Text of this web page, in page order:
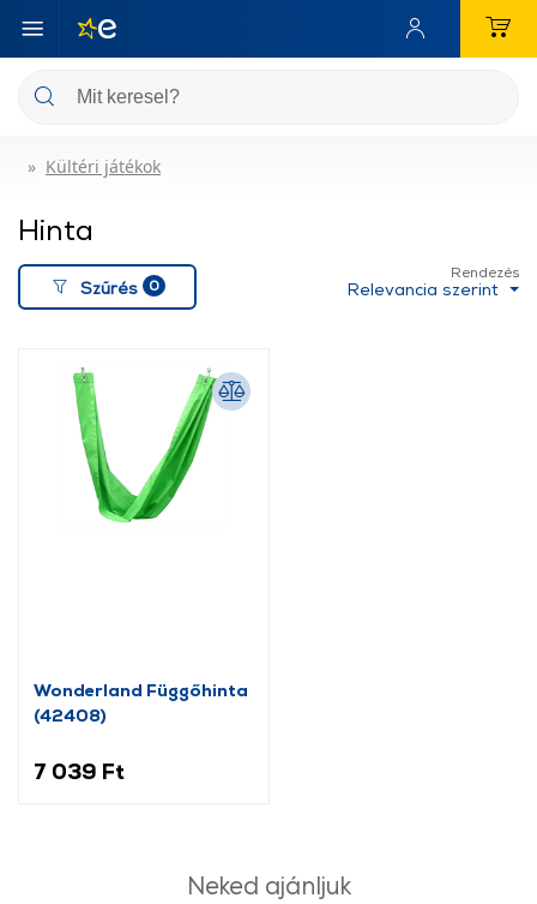
Kültéri játékok
Hinta
Szűrés 0
Rendezés
Relevancia szerint
Wonderland Függőhinta
(42408)
7 039 Ft
Neked ajánljuk